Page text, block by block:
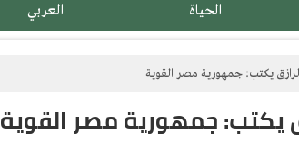
الحياة
العربي
يكتب: جمهورية مصر القوية
يكتب: جمهورية مصر القوية